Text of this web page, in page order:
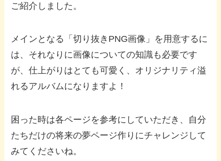
ご紹介しました。
メインとなる「切り抜きPNG画像」を用意するに
は、それなりに画像についての知識も必要です
が、仕上がりはとても可愛く、オリジナリティ溢
れるアルバムになりますよ！
困った時は各ページを参考にしていただき、自分
たちだけの将来の夢ページ作りにチャレンジして
みてくださいね。